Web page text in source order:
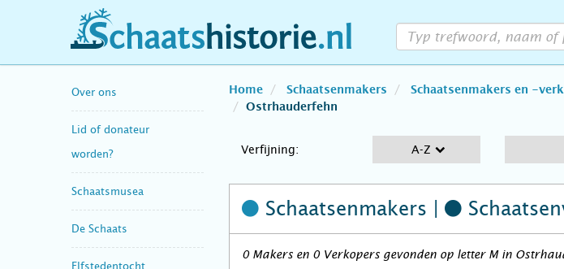
schaatshistorie.nl
Over ons
Lid of donateur
worden?
Schaatsmusea
De Schaats
Elfstedentocht
Home Schaatsenmakers Schaatsenmakers en -
Ostrhauderfehn
Verfijning: A-Z
Schaatsenmakers |
0 Makers en 0 Verkopers gevonden op letter M in